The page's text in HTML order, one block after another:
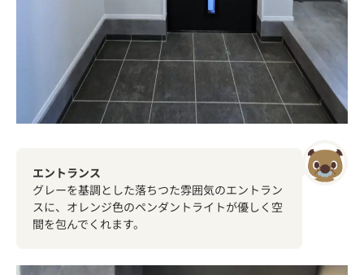
エントランス
グレーを基調とした落ちつた雰囲気のエントラン
スに、オレンジ色のペンダントライトが優しく空
間を包んでくれます。